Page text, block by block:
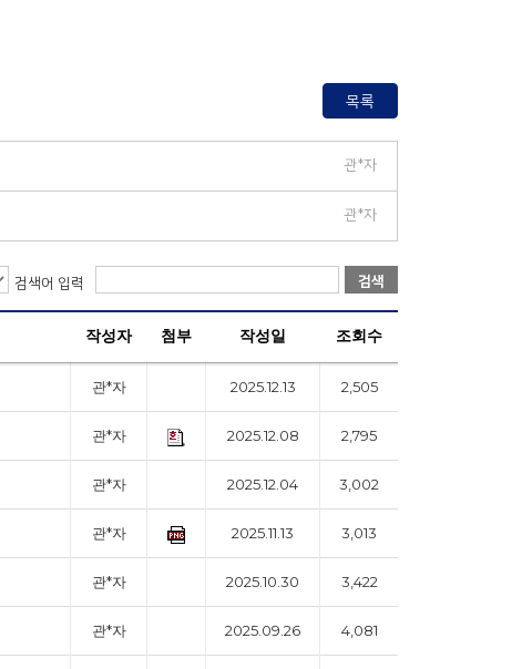
목록
관*자
관*자
검색어 입력 검색
작성자 첨부 작성일 조회수
관*자 2025.12.13 2,505
관*자 2025.12.08 2,795
관*자 2025.12.04 3,002
관*자 2025.11.13 3,013
관*자 2025.10.30 3,422
관*자 2025.09.26 4,081